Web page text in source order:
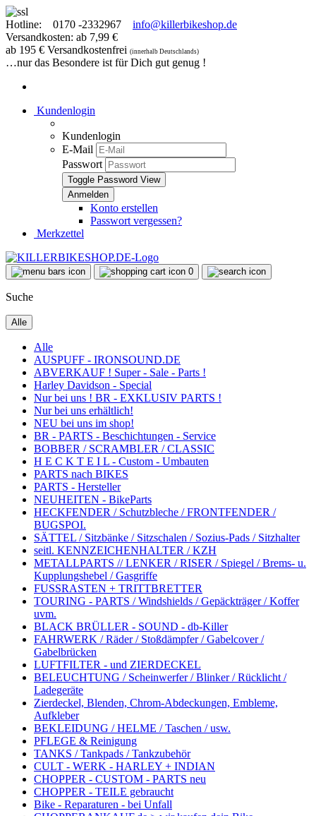
Hotline: 0170 -2332967
info@killerbikeshop.de
Versandkosten: ab 7,99 €
ab 195 € Versandkostenfrei (innerhalb Deutschlands)
…nur das Besondere ist für Dich gut genug !
Kundenlogin
Kundenlogin
E-Mail
Passwort
Toggle Password View
Konto erstellen
Passwort vergessen?
Merkzettel
0
Suche
Alle
Alle
AUSPUFF - IRONSOUND.DE
ABVERKAUF ! Super - Sale - Parts !
Harley Davidson - Special
Nur bei uns ! BR - EXKLUSIV PARTS !
Nur bei uns erhältlich!
NEU bei uns im shop!
BR - PARTS - Beschichtungen - Service
BOBBER / SCRAMBLER / CLASSIC
H E C K T E I L - Custom - Umbauten
PARTS nach BIKES
PARTS - Hersteller
NEUHEITEN - BikeParts
HECKFENDER / Schutzbleche / FRONTFENDER /
BUGSPOI.
SÄTTEL / Sitzbänke / Sitzschalen / Sozius-Pads / Sitzhalter
seitl. KENNZEICHENHALTER / KZH
METALLPARTS // LENKER / RISER / Spiegel / Brems- u.
Kupplungshebel / Gasgriffe
FUSSRASTEN + TRITTBRETTER
TOURING - PARTS / Windshields / Gepäckträger / Koffer
uvm.
BLACK BRÜLLER - SOUND - db-Killer
FAHRWERK / Räder / Stoßdämpfer / Gabelcover /
Gabelbrücken
LUFTFILTER - und ZIERDECKEL
BELEUCHTUNG / Scheinwerfer / Blinker / Rücklicht /
Ladegeräte
Zierdeckel, Blenden, Chrom-Abdeckungen, Embleme,
Aufkleber
BEKLEIDUNG / HELME / Taschen / usw.
PFLEGE & Reinigung
TANKS / Tankpads / Tankzubehör
CULT - WERK - HARLEY + INDIAN
CHOPPER - CUSTOM - PARTS neu
CHOPPER - TEILE gebraucht
Bike - Reparaturen - bei Unfall